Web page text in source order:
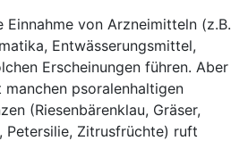
Einnahme von Arzneimitteln (z.B.
Entwässerungsmittel,
Erscheinungen führen. Aber
psoralenhaltigen
(Riesenbärenklau, Gräser,
Petersilie, Zitrusfrüchte) ruft